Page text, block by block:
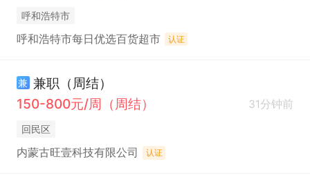
呼和浩特市
呼和浩特市每日优选百货超市 认证
兼 兼职（周结）
150-800元/周（周结）
31分钟前
回民区
内蒙古旺壹科技有限公司 认证